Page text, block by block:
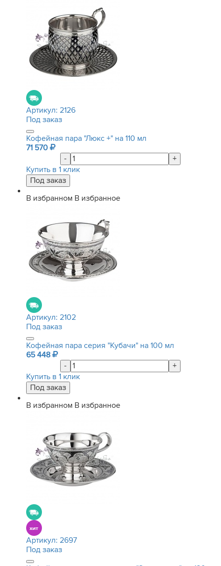
Артикул: 2126
Под заказ
Кофейная пара "Люкс +" на 110 мл
71 570
-
+
Купить в 1 клик
В избранном В избранное
Артикул: 2102
Под заказ
Кофейная пара серия "Кубачи" на 100 мл
65 448
-
+
Купить в 1 клик
В избранном В избранное
Артикул: 2697
Под заказ